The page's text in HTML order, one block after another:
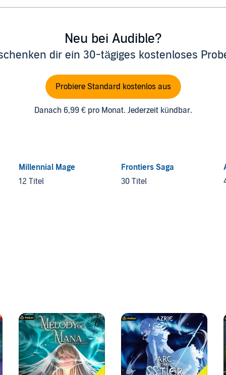
Neu bei Audible?
dir ein 30-tägiges kostenloses
Probiere Standard kostenlos aus
Danach 6,99 € pro Monat. Jederzeit kündbar.
Millennial Mage
12 Titel
Frontiers Saga
30 Titel